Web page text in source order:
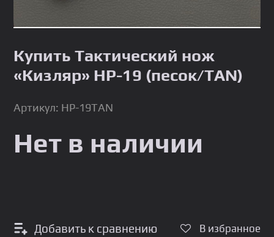
Добавить к сравнению В избранное
Купить Тактический нож
«Кизляр» НР-19 (песок/TAN)
Артикул: HP-19TAN
Нет в наличии